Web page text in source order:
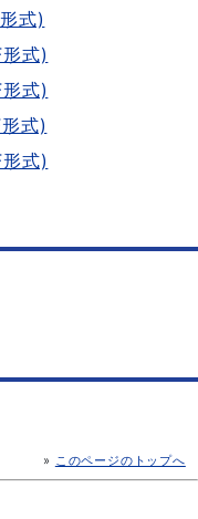
式)
式)
式)
式)
式)
» このページのトップへ